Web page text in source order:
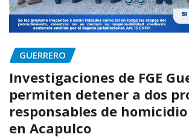
GUERRERO
Investigaciones de FGE
permiten detener a dos
responsables de
en Acapulco